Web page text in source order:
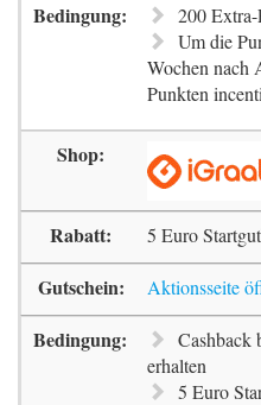
200
Um die
Wochen
Punkten
5 Euro
Aktionsseite
Cashback
erhalten
5 Euro